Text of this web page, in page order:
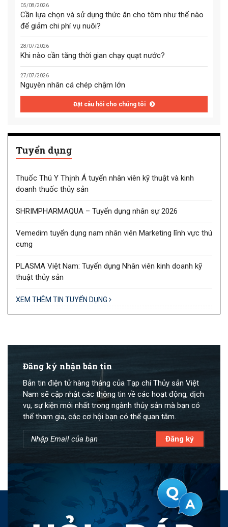
05/08/2026
Cần lựa chọn và sử dụng thức ăn cho tôm như thế nào
để giảm chi phí vụ nuôi?
28/07/2026
Khi nào cần tăng thời gian chạy quạt nước?
27/07/2026
Nguyên nhân cá chép chậm lớn
Đặt câu hỏi cho chúng tôi
Tuyển dụng
Thuốc Thú Y Thịnh Á tuyển nhân viên kỹ thuật và kinh
doanh thuốc thủy sản
SHRIMPHARMAQUA – Tuyển dụng nhân sự 2026
Vemedim tuyển dụng nam nhân viên Marketing lĩnh vực thú
cưng
PLASMA Việt Nam: Tuyển dụng Nhân viên kinh doanh kỹ
thuật thủy sản
XEM THÊM TIN TUYỂN DỤNG
Đăng ký nhận bản tin
Bản tin điện tử hàng tháng của Tạp chí Thủy sản Việt
Nam sẽ cập nhật các thông tin về các hoạt động, dịch
vụ, sự kiện mới nhất trong ngành thủy sản mà bạn có
thể tham gia, các cơ hội bạn có thể quan tâm.